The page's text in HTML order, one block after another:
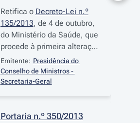
Retifica o Decreto-Lei n.º
135/2013, de 4 de outubro,
do Ministério da Saúde, que
procede à primeira alteração
aoDecreto-Lei n.º 82/2009
de 2 de abril, que estabelece
as regras de designação,
entidades que exercem o
Emitente: Presidência do
Conselho de Ministros -
Secretaria-Geral
Portaria n.º 350/2013